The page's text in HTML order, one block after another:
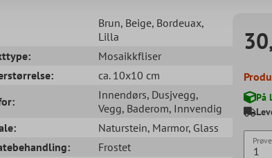
Brun, Beige, Bordeuax,
Lilla
Mosaikkfliser
ca. 10x10 cm
Innendørs, Dusjvegg,
Vegg, Baderom, Innvendig
Naturstein, Marmor, Glass
Frostet
På
Prøve